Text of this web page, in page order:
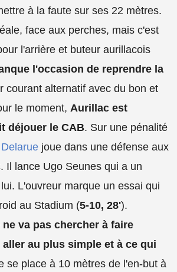
à la faute sur ses 22 mètres.
face aux perches, mais c'est
l'arrière et buteur aurillacois
l'occasion de reprendre la
courant alternatif avec du bon et
le moment, Aurillac est
déjouer le CAB. Sur une pénalité
joue dans une défense aux
Il lance Ugo Seunes qui a un
L'ouvreur marque un essai qui
au Stadium (5-10, 28').
va pas chercher à faire
au plus simple et à ce qui
se place à 10 mètres de l'en-but à